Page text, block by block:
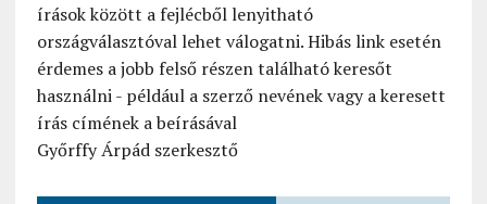
írások között a fejlécből lenyitható
országválasztóval lehet válogatni. Hibás link esetén
érdemes a jobb felső részen található keresőt
használni - például a szerző nevének vagy a keresett
írás címének a beírásával
Győrffy Árpád szerkesztő